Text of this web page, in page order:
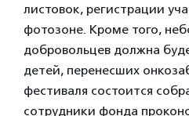
листовок, регистрации
фотозоне. Кроме того,
добровольцев должна
детей, перенесших
фестиваля состоится
сотрудники фонда